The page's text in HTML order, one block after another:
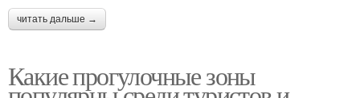
читать дальше →
Какие прогулочные зоны